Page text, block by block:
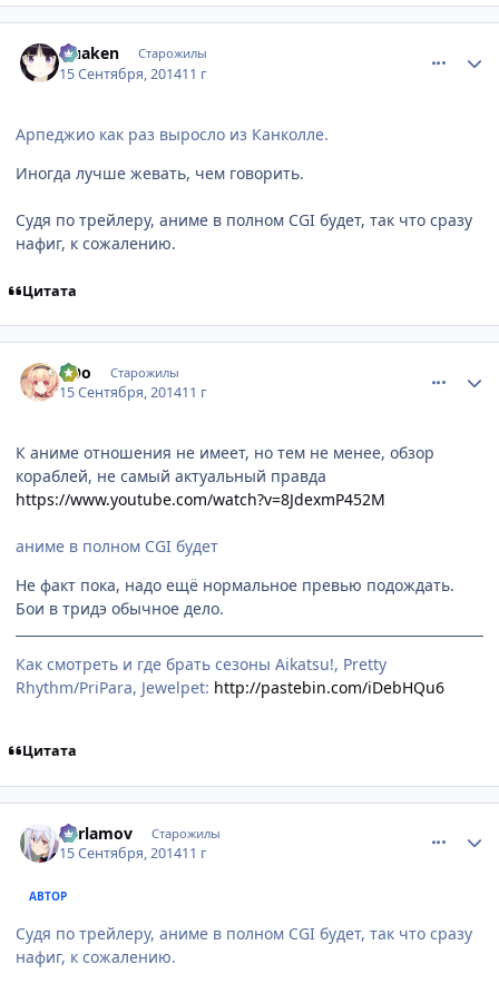
Quaken Старожилы
15 Сентября, 201411 г
Арпеджио как раз выросло из Канколле.
Иногда лучше жевать, чем говорить.
Судя по трейлеру, аниме в полном CGI будет, так что сразу
нафиг, к сожалению.
Цитата
оОо Старожилы
15 Сентября, 201411 г
К аниме отношения не имеет, но тем не менее, обзор
кораблей, не самый актуальный правда
https://www.youtube.com/watch?v=8JdexmP452M
аниме в полном CGI будет
Не факт пока, надо ещё нормальное превью подождать.
Бои в тридэ обычное дело.
Как смотреть и где брать сезоны Aikatsu!, Pretty
Rhythm/PriPara, Jewelpet: http://pastebin.com/iDebHQu6
Цитата
Xarlamov Старожилы
15 Сентября, 201411 г
АВТОР
Судя по трейлеру, аниме в полном CGI будет, так что сразу
нафиг, к сожалению.